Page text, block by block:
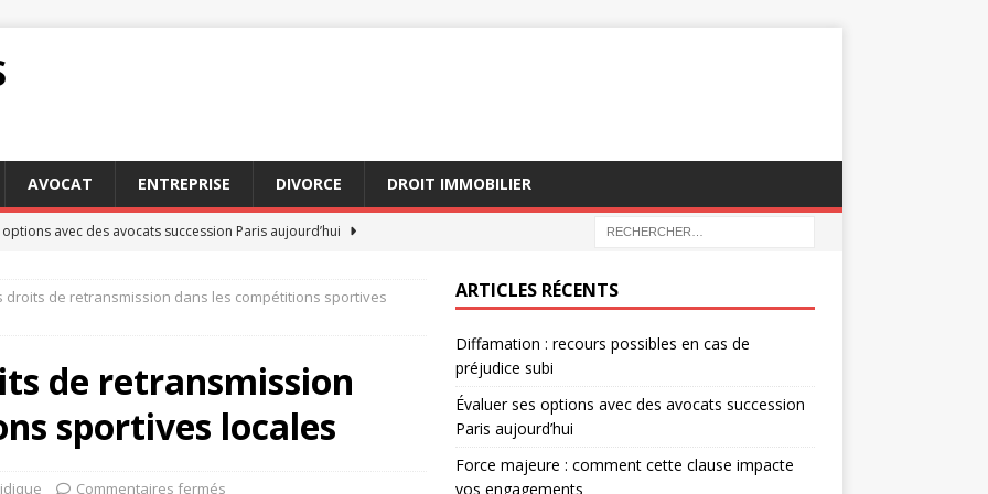
AVOCAT ENTREPRISE DIVORCE DROIT IMMOBILIER
options avec des avocats succession Paris aujourd’hui
: comment cette clause impacte vos engagements
DROIT
: Pourquoi choisir des avocats succession Paris
droits de retransmission dans les compétitions sportives
de retransmission
sportives locales
Commentaires fermés
ARTICLES RÉCENTS
Diffamation : recours possibles en cas de
préjudice subi
Évaluer ses options avec des avocats succession
Paris aujourd’hui
Force majeure : comment cette clause impacte
vos engagements